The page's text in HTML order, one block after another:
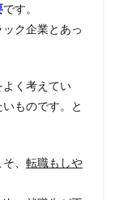
です。
ク企業とあっ
く考えてい
ものです。と
、 転職もしや